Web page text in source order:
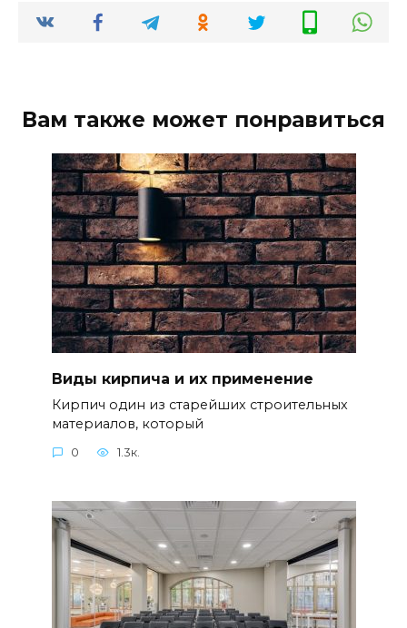
Вам также может понравиться
Виды кирпича и их применение
Кирпич один из старейших строительных
материалов, который
0 1.3к.